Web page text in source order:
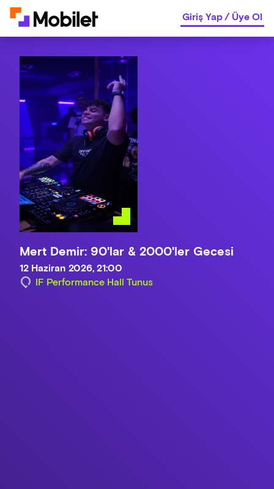
Giriş Yap/Üye Ol
Mert Demir: 90'lar & 2000'ler Gecesi
12 Haziran 2026, 21:00
IF Performance Hall Tunus